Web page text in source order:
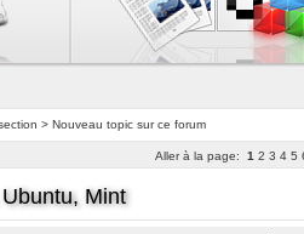
> Nouveau topic sur ce forum
Aller à la page: 1 2 3 4 5
Mint